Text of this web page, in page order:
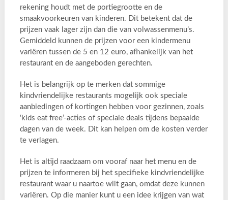
rekening houdt met de portiegrootte en de
smaakvoorkeuren van kinderen. Dit betekent dat de
prijzen vaak lager zijn dan die van volwassenmenu’s.
Gemiddeld kunnen de prijzen voor een kindermenu
variëren tussen de 5 en 12 euro, afhankelijk van het
restaurant en de aangeboden gerechten.
Het is belangrijk op te merken dat sommige
kindvriendelijke restaurants mogelijk ook speciale
aanbiedingen of kortingen hebben voor gezinnen, zoals
‘kids eat free’-acties of speciale deals tijdens bepaalde
dagen van de week. Dit kan helpen om de kosten verder
te verlagen.
Het is altijd raadzaam om vooraf naar het menu en de
prijzen te informeren bij het specifieke kindvriendelijke
restaurant waar u naartoe wilt gaan, omdat deze kunnen
variëren. Op die manier kunt u een idee krijgen van wat